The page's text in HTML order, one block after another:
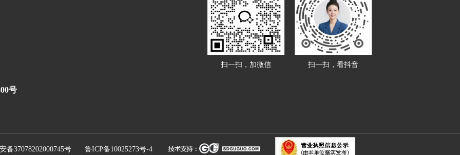
号
扫一扫，看抖音
扫一扫，加微信
备37078202000745号 鲁ICP备10025273号-4